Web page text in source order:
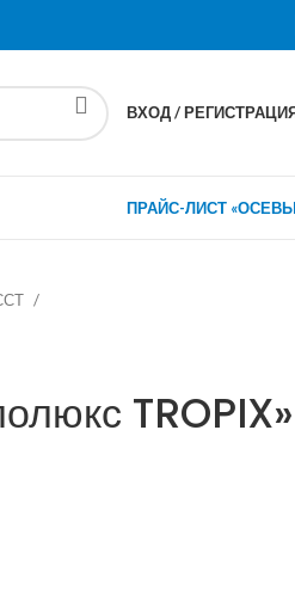
ВХОД /
ПРАЙС-ЛИСТ
TROPIX»